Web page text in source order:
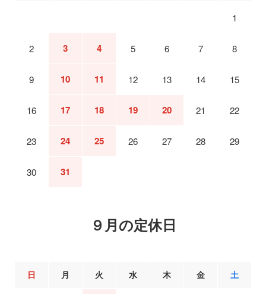
1
2 3 4 5 6 7 8
9 10 11 12 13 14 15
16 17 18 19 20 21 22
23 24 25 26 27 28 29
30 31
９月の定休日
日 月 火 水 木 金 土